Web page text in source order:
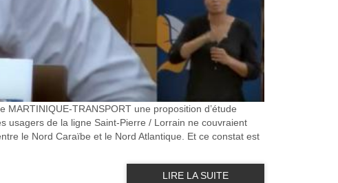
TRANSPORT une proposition d’étude
usagers de la ligne Saint-Pierre / Lorrain ne couvraient
le Nord Caraïbe et le Nord Atlantique. Et ce constat est
LIRE LA SUITE